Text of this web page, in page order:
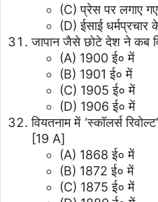
(C) प्रेस पर लगाए
(D) ईसाई धर्मप्रचार
जापान जैसे छोटे देश ने कब
(A) 1900 ई० में
(B) 1901 ई० में
(C) 1905 ई० में
(D) 1906 ई० में
वियतनाम में ‘स्कॉलर्स
[19 A]
(A) 1868 ई० में
(B) 1872 ई० में
(C) 1875 ई० में